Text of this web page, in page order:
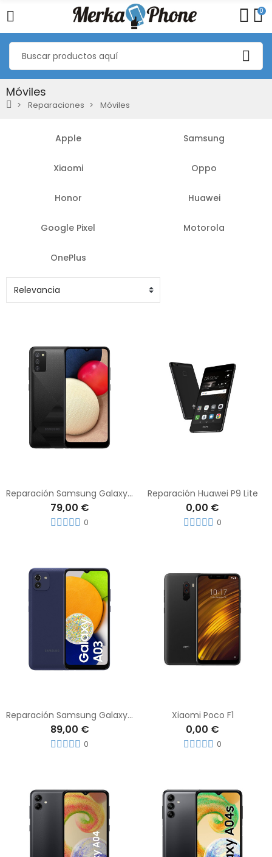
0
Móviles
Reparaciones Móviles
Apple Samsung
Xiaomi Oppo
Honor Huawei
Google Pixel Motorola
OnePlus
Reparación Samsung Galaxy A02s
79,00 €
0
Reparación Huawei P9 Lite
0,00 €
0
Reparación Samsung Galaxy A03
89,00 €
0
Xiaomi Poco F1
0,00 €
0